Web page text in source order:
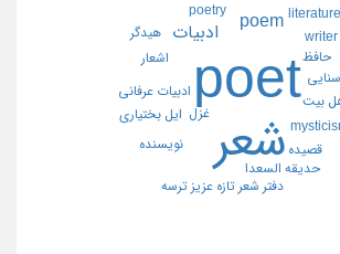
poet
شعر
poem
ادبيات
poetry
حافظ
غزل
literature
writer
ادبيات عرفاني
اشعار
بيت
ايل بختياري
حديقه السعدا
سنايي
قصيده نويسنده
هيدگر
دفتر شعر تازه عزيز ترسه